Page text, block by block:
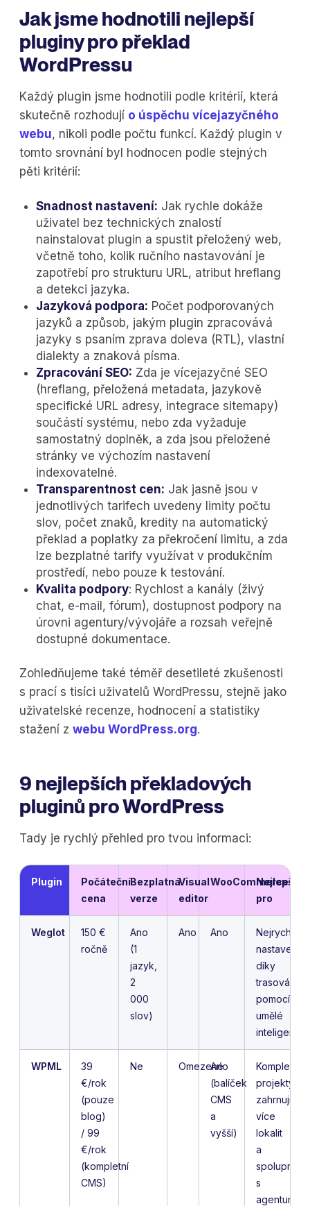
Jak jsme hodnotili nejlepší
pluginy pro překlad
WordPressu
Každý plugin jsme hodnotili podle kritérií, která
skutečně rozhodují o úspěchu vícejazyčného
webu, nikoli podle počtu funkcí. Každý plugin v
tomto srovnání byl hodnocen podle stejných
pěti kritérií:
Snadnost nastavení: Jak rychle dokáže
uživatel bez technických znalostí
nainstalovat plugin a spustit přeložený web,
včetně toho, kolik ručního nastavování je
zapotřebí pro strukturu URL, atribut hreflang
a detekci jazyka.
Jazyková podpora: Počet podporovaných
jazyků a způsob, jakým plugin zpracovává
jazyky s psaním zprava doleva (RTL), vlastní
dialekty a znaková písma.
Zpracování SEO: Zda je vícejazyčné SEO
(hreflang, přeložená metadata, jazykově
specifické URL adresy, integrace sitemapy)
součástí systému, nebo zda vyžaduje
samostatný doplněk, a zda jsou přeložené
stránky ve výchozím nastavení
indexovatelné.
Transparentnost cen: Jak jasně jsou v
jednotlivých tarifech uvedeny limity počtu
slov, počet znaků, kredity na automatický
překlad a poplatky za překročení limitu, a zda
lze bezplatné tarify využívat v produkčním
prostředí, nebo pouze k testování.
Kvalita podpory: Rychlost a kanály (živý
chat, e-mail, fórum), dostupnost podpory na
úrovni agentury/vývojáře a rozsah veřejně
dostupné dokumentace.
Zohledňujeme také téměř desetileté zkušenosti
s prací s tisíci uživatelů WordPressu, stejně jako
uživatelské recenze, hodnocení a statistiky
stažení z webu WordPress.org.
9 nejlepších překladových
pluginů pro WordPress
Tady je rychlý přehled pro tvou informaci:
Plugin
Počáteční
cena
Bezplatná
verze
Visual
editor
WooCommerce
Nejlepší
pro
Weglot
150 €
ročně
Ano
(1
jazyk,
2
000
slov)
Ano Ano
Nejrychlejší
nastavení
díky
trasování
pomocí
umělé
inteligence
WPML
39
€/rok
(pouze
blog)
/ 99
€/rok
(kompletní
CMS)
Ne Omezené
Ano
(balíček
CMS
a
vyšší)
Komplexní
projekty
zahrnující
více
lokalit
a
spolupráci
s
agenturami